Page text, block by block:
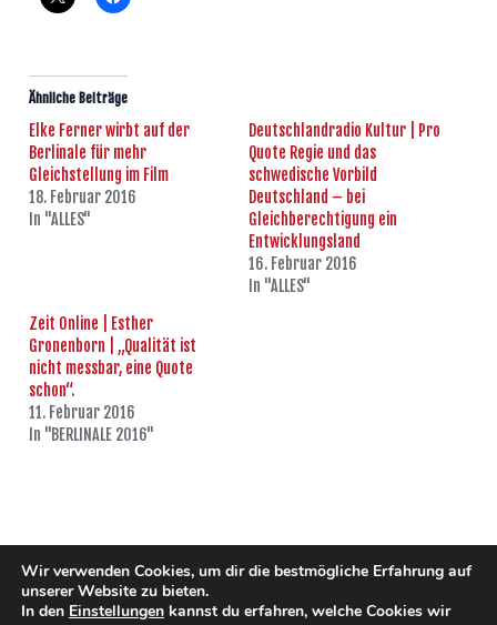
Ähnliche Beiträge
Elke Ferner wirbt auf der
Berlinale für mehr
Gleichstellung im Film
18. Februar 2016
In "ALLES"
Deutschlandradio Kultur | Pro
Quote Regie und das
schwedische Vorbild
Deutschland – bei
Gleichberechtigung ein
Entwicklungsland
16. Februar 2016
In "ALLES"
Zeit Online | Esther
Gronenborn | „Qualität ist
nicht messbar, eine Quote
schon“.
11. Februar 2016
In "BERLINALE 2016"
Wir verwenden Cookies, um dir die bestmögliche Erfahrung auf
unserer Website zu bieten.
In den Einstellungen kannst du erfahren, welche Cookies wir